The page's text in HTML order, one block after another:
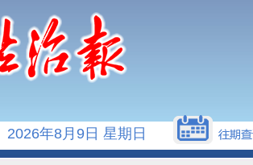
2026年8月9日 星期日